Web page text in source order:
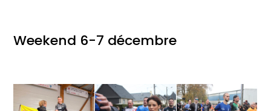
Weekend 6-7 décembre